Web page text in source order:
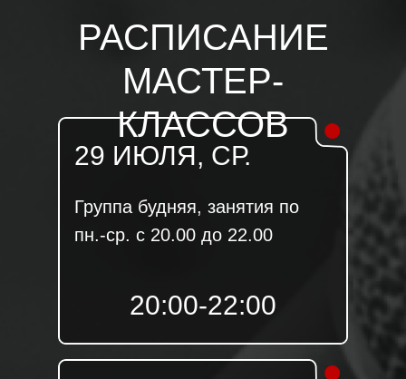
РАСПИСАНИЕ
МАСТЕР-
КЛАССОВ
29 ИЮЛЯ, СР.
Группа будняя, занятия по
пн.-ср. с 20.00 до 22.00
20:00-22:00